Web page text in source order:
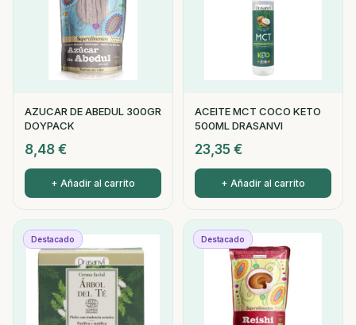
AZUCAR DE ABEDUL 300GR
DOYPACK
8,48 €
+ Añadir al carrito
ACEITE MCT COCO KETO
500ML DRASANVI
23,35 €
+ Añadir al carrito
Destacado Destacado